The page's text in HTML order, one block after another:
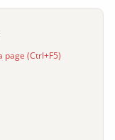
(Ctrl+F5)